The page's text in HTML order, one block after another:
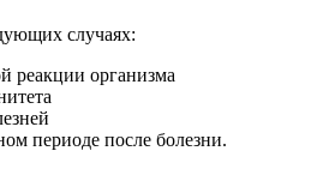
случаях:
реакции организма
периоде после болезни.